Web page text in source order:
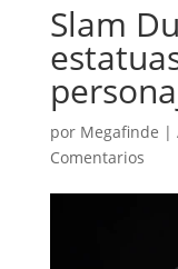
Slam
por Megafinde |
Comentarios